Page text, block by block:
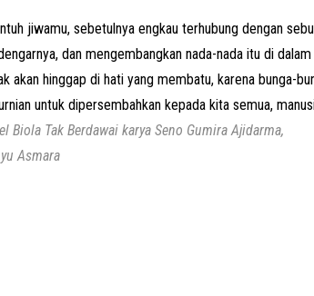
jiwamu, sebetulnya engkau terhubung dengan
dan mengembangkan nada-nada itu di
akan hinggap di hati yang membatu, karena bunga-
untuk dipersembahkan kepada kita semua,
Biola Tak Berdawai karya Seno Gumira Ajidarma,
Asmara